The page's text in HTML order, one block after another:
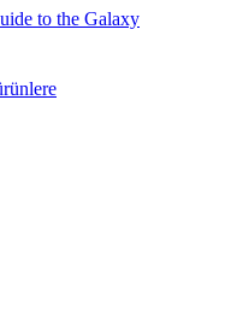
to the Galaxy